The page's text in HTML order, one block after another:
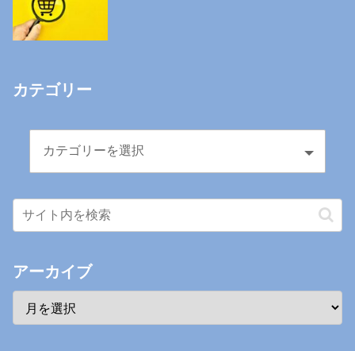
カテゴリー
アーカイブ